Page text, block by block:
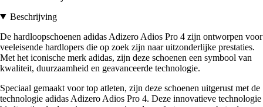
Beschrijving
De hardloopschoenen adidas Adizero Adios Pro 4 zijn ontworpen voor
veeleisende hardlopers die op zoek zijn naar uitzonderlijke prestaties.
Met het iconische merk adidas, zijn deze schoenen een symbool van
kwaliteit, duurzaamheid en geavanceerde technologie.
Speciaal gemaakt voor top atleten, zijn deze schoenen uitgerust met de
technologie adidas Adizero Adios Pro 4. Deze innovatieve technologie